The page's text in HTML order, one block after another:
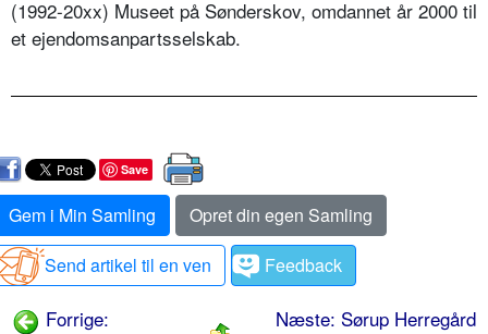
(1992-20xx) Museet på Sønderskov, omdannet år 2000 til
et ejendomsanpartsselskab.
Save
Gem i Min Samling
Opret din egen Samling
Send artikel til en ven
Feedback
Forrige:
Næste: Sørup Herregård